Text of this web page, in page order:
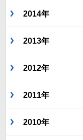
2014年
2013年
2012年
2011年
2010年